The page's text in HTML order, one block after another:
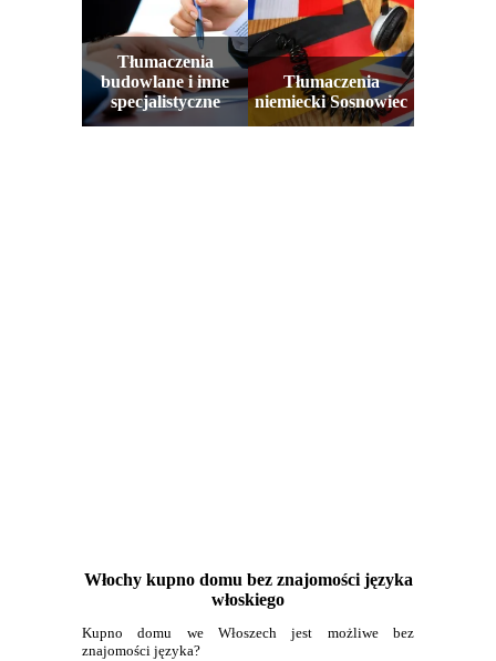
Tłumaczenia
budowlane i inne
specjalistyczne
Tłumaczenia
niemiecki Sosnowiec
Włochy kupno domu bez znajomości języka
włoskiego
Kupno domu we Włoszech jest możliwe bez
znajomości języka?